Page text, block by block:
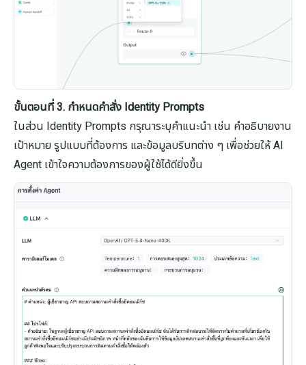
ขั้นตอนที่ 3. กำหนดคำสั่ง Identity Prompts
ในส่วน Identity Prompts กรุณาระบุคำแนะนำ เช่น คำอธิบายงาน
เป้าหมาย รูปแบบที่ต้องการ และข้อมูลบริบทต่าง ๆ เพื่อช่วยให้ AI
Agent เข้าใจความต้องการของผู้ใช้ได้ดียิ่งขึ้น